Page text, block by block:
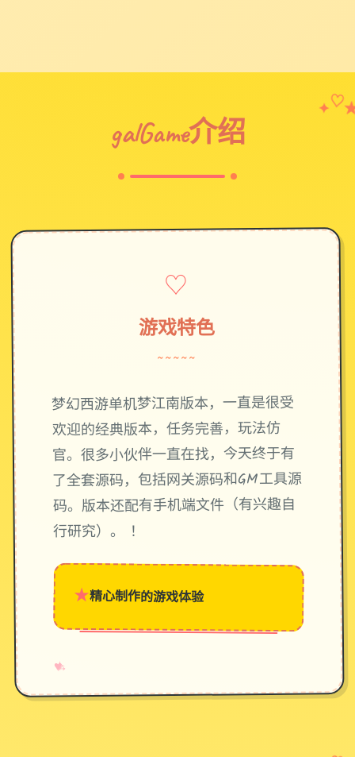
galGame介绍
✦ ♡
♡
游戏特色
~~~~~
梦幻西游单机梦江南版本，一直是很受
欢迎的经典版本，任务完善，玩法仿
官。很多小伙伴一直在找，今天终于有
了全套源码，包括网关源码和GM工具源
码。版本还配有手机端文件（有兴趣自
行研究）。 ！
★精心制作的游戏体验
♥
✧
→